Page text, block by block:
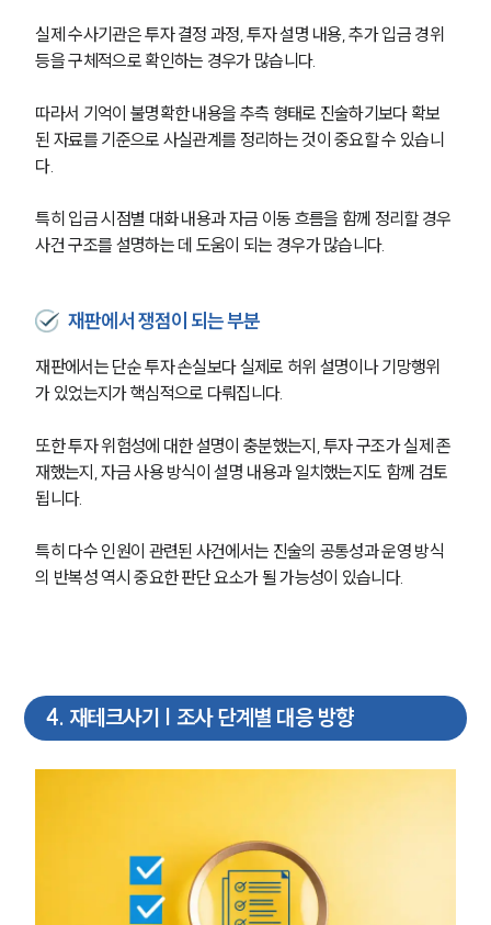
실제 수사기관은 투자 결정 과정, 투자 설명 내용, 추가 입금 경위
등을 구체적으로 확인하는 경우가 많습니다.
따라서 기억이 불명확한 내용을 추측 형태로 진술하기보다 확보
된 자료를 기준으로 사실관계를 정리하는 것이 중요할 수 있습니
다.
특히 입금 시점별 대화 내용과 자금 이동 흐름을 함께 정리할 경우
사건 구조를 설명하는 데 도움이 되는 경우가 많습니다.
재판에서 쟁점이 되는 부분
재판에서는 단순 투자 손실보다 실제로 허위 설명이나 기망행위
가 있었는지가 핵심적으로 다뤄집니다.
또한 투자 위험성에 대한 설명이 충분했는지, 투자 구조가 실제 존
재했는지, 자금 사용 방식이 설명 내용과 일치했는지도 함께 검토
됩니다.
특히 다수 인원이 관련된 사건에서는 진술의 공통성과 운영 방식
의 반복성 역시 중요한 판단 요소가 될 가능성이 있습니다.
4. 재테크사기 | 조사 단계별 대응 방향